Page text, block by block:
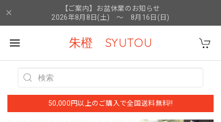
【ご案内】お盆休業のお知らせ
2026年8月8日(土) ～ 8月16日(日)
朱橙 SYUTOU
50,000円以上のご購入で全国送料無料!!